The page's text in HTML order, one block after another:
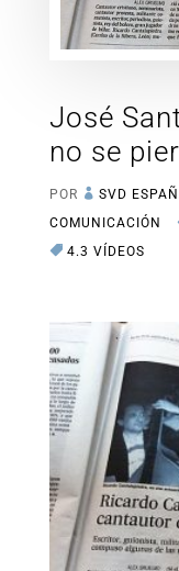
José
no se
POR SVD
COMUNICACIÓN
4.3 VÍDEOS